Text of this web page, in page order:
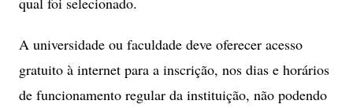
A universidade ou faculdade deve oferecer acesso
gratuito à internet para a inscrição, nos dias e horários
de funcionamento regular da instituição, não podendo